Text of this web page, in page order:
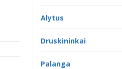
Alytus
Druskininkai
Palanga